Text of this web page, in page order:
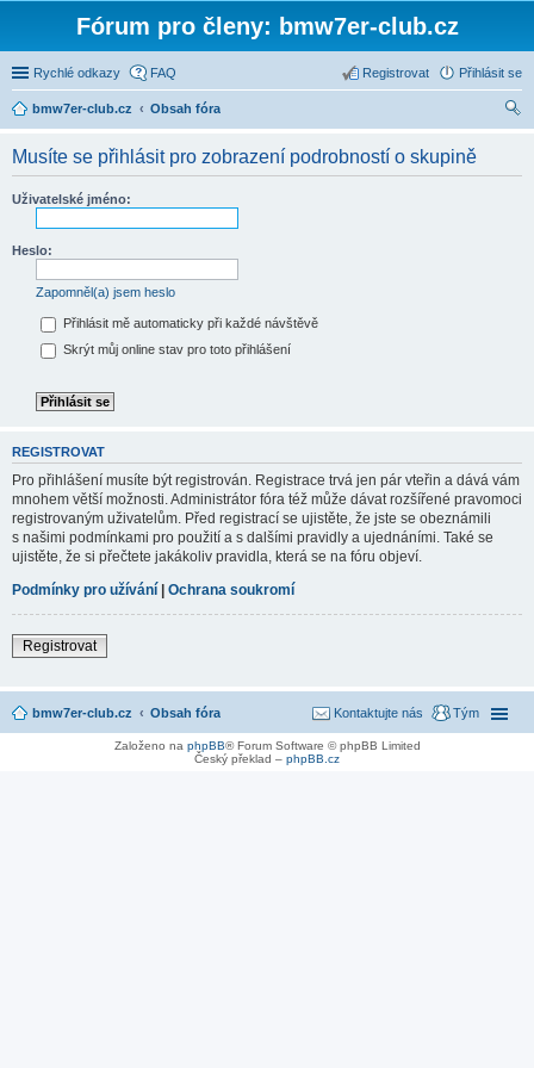
Fórum pro členy: bmw7er-club.cz
Rychlé odkazy FAQ Přihlásit se
Registrovat
bmw7er-club.cz
Obsah fóra
Musíte se přihlásit pro zobrazení podrobností o skupině
Uživatelské jméno:
Heslo:
Zapomněl(a) jsem heslo
Přihlásit mě automaticky při každé návštěvě
Skrýt můj online stav pro toto přihlášení
REGISTROVAT
Pro přihlášení musíte být registrován. Registrace trvá jen pár vteřin a dává vám
mnohem větší možnosti. Administrátor fóra též může dávat rozšířené pravomoci
registrovaným uživatelům. Před registrací se ujistěte, že jste se obeznámili
s našimi podmínkami pro použití a s dalšími pravidly a ujednáními. Také se
ujistěte, že si přečtete jakákoliv pravidla, která se na fóru objeví.
Podmínky pro užívání | Ochrana soukromí
Registrovat
bmw7er-club.cz Obsah fóra Tým
Kontaktujte nás
Založeno na phpBB® Forum Software © phpBB Limited
Český překlad – phpBB.cz